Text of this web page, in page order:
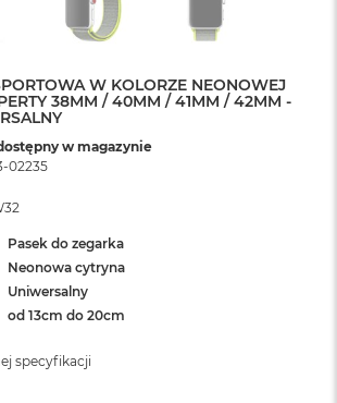
W KOLORZE NEONOWEJ
38MM / 40MM / 41MM / 42MM -
w magazynie
02235
Pasek do zegarka
Neonowa cytryna
Uniwersalny
od 13cm do 20cm
specyfikacji